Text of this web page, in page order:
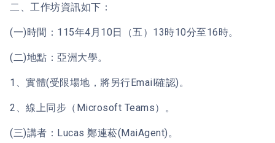
二、工作坊資訊如下：
(一)時間：115年4月10日（五）13時10分至16時。
(二)地點：亞洲大學。
1、實體(受限場地，將另行Email確認)。
2、線上同步（Microsoft Teams）。
(三)講者：Lucas 鄭連菘(MaiAgent)。